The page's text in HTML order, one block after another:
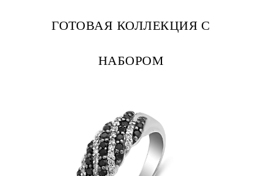
ГОТОВАЯ КОЛЛЕКЦИЯ С
НАБОРОМ